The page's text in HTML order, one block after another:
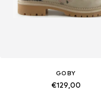
GOBY
€129,00